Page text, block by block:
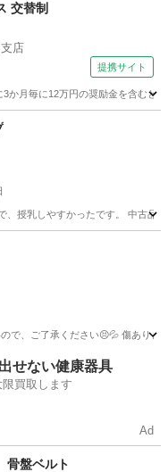
交替制
店
提携サイト
か月毎に12万円の奨励金を含む
、授乳しやすかったです。 中古品
で、ご了承ください😣💦 傷あり
容器
せない健康器具
買取します
Ad
盤ベルト